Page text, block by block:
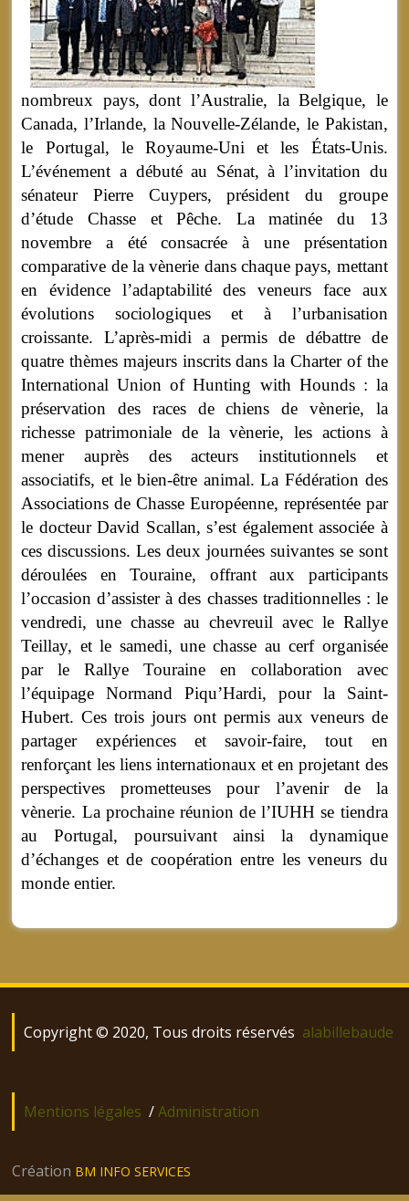
nombreux pays, dont l’Australie, la Belgique, le
Canada, l’Irlande, la Nouvelle-Zélande, le Pakistan,
le Portugal, le Royaume-Uni et les États-Unis.
L’événement a débuté au Sénat, à l’invitation du
sénateur Pierre Cuypers, président du groupe
d’étude Chasse et Pêche. La matinée du 13
novembre a été consacrée à une présentation
comparative de la vènerie dans chaque pays, mettant
en évidence l’adaptabilité des veneurs face aux
évolutions sociologiques et à l’urbanisation
croissante. L’après-midi a permis de débattre de
quatre thèmes majeurs inscrits dans la Charter of the
International Union of Hunting with Hounds : la
préservation des races de chiens de vènerie, la
richesse patrimoniale de la vènerie, les actions à
mener auprès des acteurs institutionnels et
associatifs, et le bien-être animal. La Fédération des
Associations de Chasse Européenne, représentée par
le docteur David Scallan, s’est également associée à
ces discussions. Les deux journées suivantes se sont
déroulées en Touraine, offrant aux participants
l’occasion d’assister à des chasses traditionnelles : le
vendredi, une chasse au chevreuil avec le Rallye
Teillay, et le samedi, une chasse au cerf organisée
par le Rallye Touraine en collaboration avec
l’équipage Normand Piqu’Hardi, pour la Saint-
Hubert. Ces trois jours ont permis aux veneurs de
partager expériences et savoir-faire, tout en
renforçant les liens internationaux et en projetant des
perspectives prometteuses pour l’avenir de la
vènerie. La prochaine réunion de l’IUHH se tiendra
au Portugal, poursuivant ainsi la dynamique
d’échanges et de coopération entre les veneurs du
monde entier.
Copyright © 2020, Tous droits réservés alabillebaude
Mentions légales /Administration
Création BM INFO SERVICES